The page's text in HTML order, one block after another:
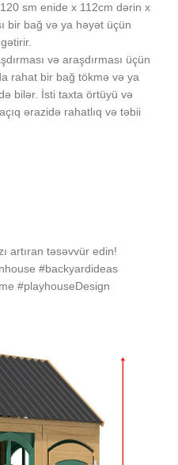
sm enide x 112cm dərin x
bir bağ və ya həyət üçün
və araşdırması üçün
rahat bir bağ tökmə və ya
bilər. İsti taxta örtüyü və
ərazidə rahatlıq və təbii
artıran təsəvvür edin!
#backyardideas
#playhouseDesign